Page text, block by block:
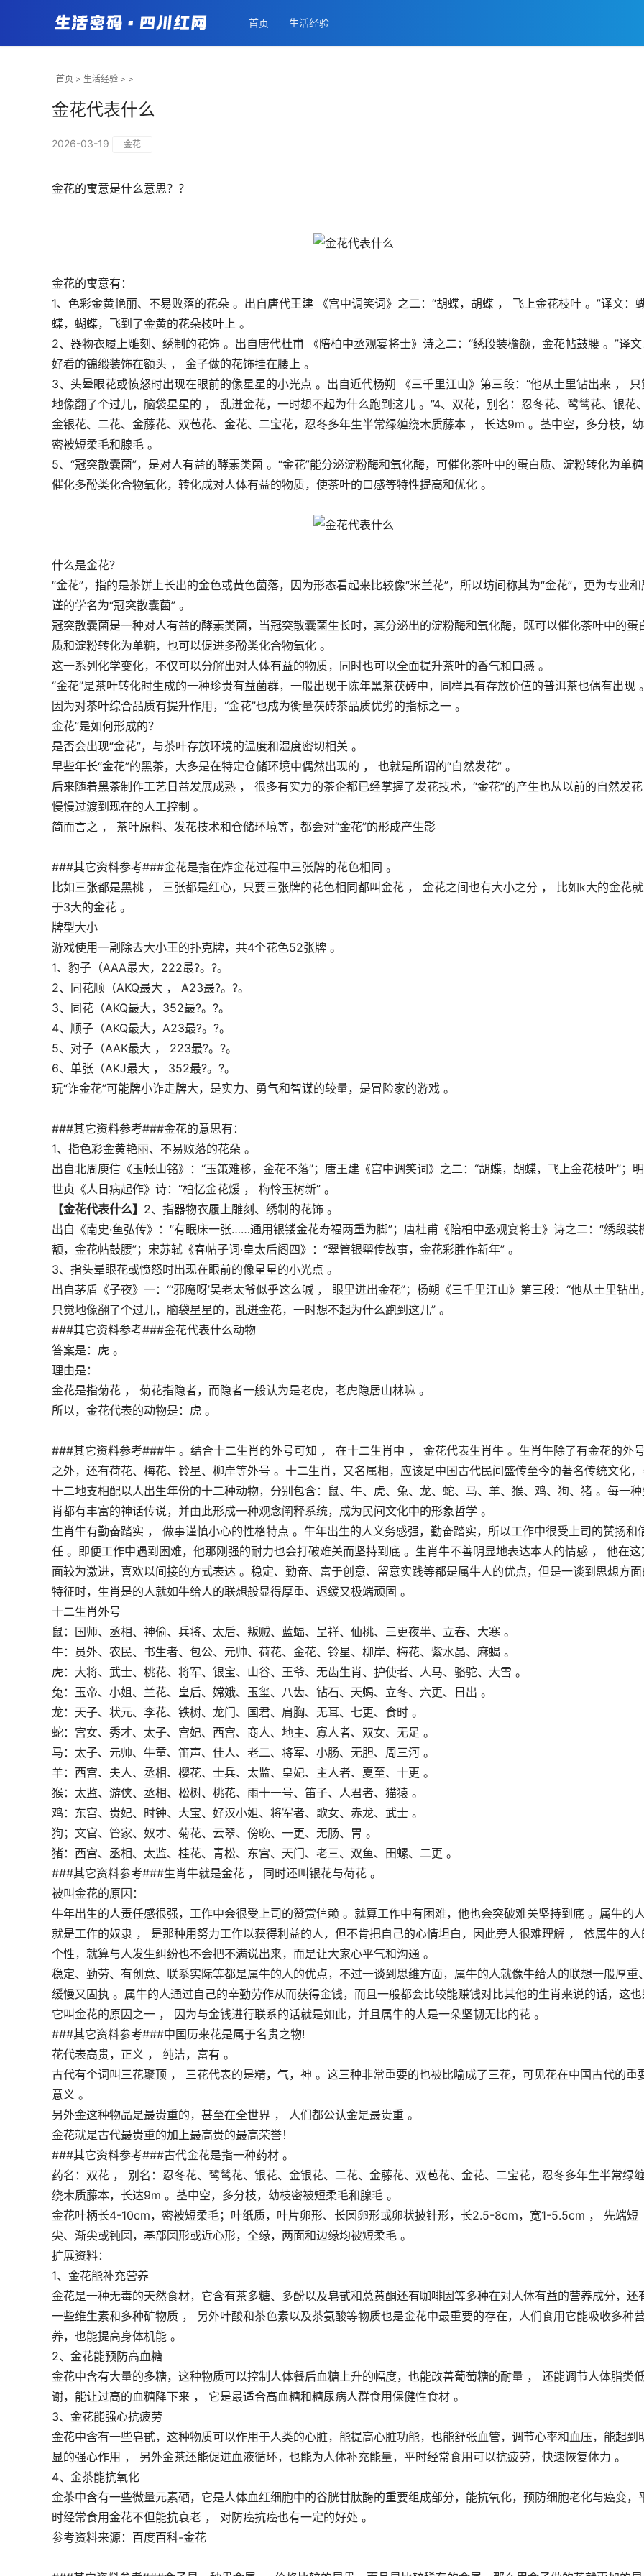
首页 生活经验
首页 > 生活经验 > >
金花代表什么
2026-03-19 金花
金花的寓意是什么意思？？
金花的寓意有：
1、色彩金黄艳丽、不易败落的花朵 。出自唐代王建 《宫中调笑词》之二：“胡蝶，胡蝶 ， 飞上金花枝叶 。”译文：
蝶，蝴蝶，飞到了金黄的花朵枝叶上 。
2、器物衣履上雕刻、绣制的花饰 。出自唐代杜甫 《陪柏中丞观宴将士》诗之二：“绣段装檐额，金花帖鼓腰 。”译
好看的锦缎装饰在额头 ， 金子做的花饰挂在腰上 。
3、头晕眼花或愤怒时出现在眼前的像星星的小光点 。出自近代杨朔 《三千里江山》第三段：“他从土里钻出来 ， 只
地像翻了个过儿，脑袋星星的 ， 乱迸金花，一时想不起为什么跑到这儿 。”4、双花，别名：忍冬花、鹭鸶花、银花
金银花、二花、金藤花、双苞花、金花、二宝花，忍冬多年生半常绿缠绕木质藤本 ， 长达9m 。茎中空，多分枝，
密被短柔毛和腺毛 。
5、“冠突散囊菌”，是对人有益的酵素类菌 。“金花”能分泌淀粉酶和氧化酶，可催化茶叶中的蛋白质、淀粉转化为单
催化多酚类化合物氧化，转化成对人体有益的物质，使茶叶的口感等特性提高和优化 。
什么是金花？
“金花”，指的是茶饼上长出的金色或黄色菌落，因为形态看起来比较像“米兰花”，所以坊间称其为“金花”，更为专业和
谨的学名为“冠突散囊菌” 。
冠突散囊菌是一种对人有益的酵素类菌，当冠突散囊菌生长时，其分泌出的淀粉酶和氧化酶，既可以催化茶叶中的蛋
质和淀粉转化为单糖，也可以促进多酚类化合物氧化 。
这一系列化学变化，不仅可以分解出对人体有益的物质，同时也可以全面提升茶叶的香气和口感 。
“金花”是茶叶转化时生成的一种珍贵有益菌群，一般出现于陈年黑茶茯砖中，同样具有存放价值的普洱茶也偶有出现
因为对茶叶综合品质有提升作用，“金花”也成为衡量茯砖茶品质优劣的指标之一 。
金花”是如何形成的？
是否会出现“金花”，与茶叶存放环境的温度和湿度密切相关 。
早些年长“金花”的黑茶，大多是在特定仓储环境中偶然出现的 ， 也就是所谓的“自然发花” 。
后来随着黑茶制作工艺日益发展成熟 ， 很多有实力的茶企都已经掌握了发花技术，“金花”的产生也从以前的自然发
慢慢过渡到现在的人工控制 。
简而言之 ， 茶叶原料、发花技术和仓储环境等，都会对“金花”的形成产生影
###其它资料参考###金花是指在炸金花过程中三张牌的花色相同 。
比如三张都是黑桃 ， 三张都是红心，只要三张牌的花色相同都叫金花 ， 金花之间也有大小之分 ， 比如k大的金花
于3大的金花 。
牌型大小
游戏使用一副除去大小王的扑克牌，共4个花色52张牌 。
1、豹子（AAA最大，222最?。?。
2、同花顺（AKQ最大 ， A23最?。?。
3、同花（AKQ最大，352最?。?。
4、顺子（AKQ最大，A23最?。?。
5、对子（AAK最大 ， 223最?。?。
6、单张（AKJ最大 ， 352最?。?。
玩“诈金花”可能牌小诈走牌大，是实力、勇气和智谋的较量，是冒险家的游戏 。
###其它资料参考###金花的意思有：
1、指色彩金黄艳丽、不易败落的花朵 。
出自北周庾信《玉帐山铭》：“玉策难移，金花不落”；唐王建《宫中调笑词》之二：“胡蝶，胡蝶，飞上金花枝叶”；
世贞《人日病起作》诗：“柏忆金花煖 ， 梅怜玉树新” 。
【金花代表什么】 2、指器物衣履上雕刻、绣制的花饰 。
出自《南史·鱼弘传》：“有眠床一张……通用银镂金花寿福两重为脚”；唐杜甫《陪柏中丞观宴将士》诗之二：“绣段装
额，金花帖鼓腰”；宋苏轼《春帖子词·皇太后阁四》：“翠管银罂传故事，金花彩胜作新年” 。
3、指头晕眼花或愤怒时出现在眼前的像星星的小光点 。
出自茅盾《子夜》一：“‘邪魔呀’吴老太爷似乎这么喊 ， 眼里迸出金花”；杨朔《三千里江山》第三段：“他从土里钻出
只觉地像翻了个过儿，脑袋星星的，乱迸金花，一时想不起为什么跑到这儿” 。
###其它资料参考###金花代表什么动物
答案是：虎 。
理由是：
金花是指菊花 ， 菊花指隐者，而隐者一般认为是老虎，老虎隐居山林嘛 。
所以，金花代表的动物是：虎 。
###其它资料参考###牛 。结合十二生肖的外号可知 ， 在十二生肖中 ， 金花代表生肖牛 。生肖牛除了有金花的外
之外，还有荷花、梅花、铃星、柳岸等外号 。十二生肖，又名属相，应该是中国古代民间盛传至今的著名传统文化
十二地支相配以人出生年份的十二种动物，分别包含：鼠、牛、虎、兔、龙、蛇、马、羊、猴、鸡、狗、猪 。每一
肖都有丰富的神话传说，并由此形成一种观念阐释系统，成为民间文化中的形象哲学 。
生肖牛有勤奋踏实 ， 做事谨慎小心的性格特点 。牛年出生的人义务感强，勤奋踏实，所以工作中很受上司的赞扬和
任 。即便工作中遇到困难，他那刚强的耐力也会打破难关而坚持到底 。生肖牛不善明显地表达本人的情感 ， 他在这
面较为激进，喜欢以间接的方式表达 。稳定、勤奋、富于创意、留意实践等都是属牛人的优点，但是一谈到思想方
特征时，生肖是的人就如牛给人的联想般显得厚重、迟缓又极端顽固 。
十二生肖外号
鼠：国师、丞相、神偷、兵将、太后、叛贼、蓝蝠、呈祥、仙桃、三更夜半、立春、大寒 。
牛：员外、农民、书生者、包公、元帅、荷花、金花、铃星、柳岸、梅花、紫水晶、麻蝎 。
虎：大将、武士、桃花、将军、银宝、山谷、王爷、无齿生肖、护使者、人马、骆驼、大雪 。
兔：玉帝、小姐、兰花、皇后、嫦娥、玉玺、八齿、钻石、天蝎、立冬、六更、日出 。
龙：天子、状元、李花、铁树、龙门、国君、肩胸、无耳、七更、食时 。
蛇：宫女、秀才、太子、宫妃、西宫、商人、地主、寡人者、双女、无足 。
马：太子、元帅、牛童、笛声、佳人、老二、将军、小肠、无胆、周三河 。
羊：西宫、夫人、丞相、樱花、士兵、太监、皇妃、主人者、夏至、十更 。
猴：太监、游侠、丞相、松树、桃花、雨十一号、笛子、人君者、猫猿 。
鸡：东宫、贵妃、时钟、大宝、好汉小姐、将军者、歌女、赤龙、武士 。
狗；文官、管家、奴才、菊花、云翠、傍晚、一更、无肠、胃 。
猪：西宫、丞相、太监、桂花、青松、东宫、天门、老三、双鱼、田螺、二更 。
###其它资料参考###生肖牛就是金花 ， 同时还叫银花与荷花 。
被叫金花的原因：
牛年出生的人责任感很强，工作中会很受上司的赞赏信赖 。就算工作中有困难，他也会突破难关坚持到底 。属牛的
就是工作的奴隶 ， 是那种用努力工作以获得利益的人，但不肯把自己的心情坦白，因此旁人很难理解 ， 依属牛的人
个性，就算与人发生纠纷也不会把不满说出来，而是让大家心平气和沟通 。
稳定、勤劳、有创意、联系实际等都是属牛的人的优点，不过一谈到思维方面，属牛的人就像牛给人的联想一般厚重
缓慢又固执 。属牛的人通过自己的辛勤劳作从而获得金钱，而且一般都会比较能赚钱对比其他的生肖来说的话，这
它叫金花的原因之一 ， 因为与金钱进行联系的话就是如此，并且属牛的人是一朵坚韧无比的花 。
###其它资料参考###中国历来花是属于名贵之物!
花代表高贵，正义 ， 纯洁，富有 。
古代有个词叫三花聚顶 ， 三花代表的是精，气，神 。这三种非常重要的也被比喻成了三花，可见花在中国古代的重
意义 。
另外金这种物品是最贵重的，甚至在全世界 ， 人们都公认金是最贵重 。
金花就是古代最贵重的加上最高贵的最高荣誉！
###其它资料参考###古代金花是指一种药材 。
药名：双花 ， 别名：忍冬花、鹭鸶花、银花、金银花、二花、金藤花、双苞花、金花、二宝花，忍冬多年生半常绿
绕木质藤本，长达9m 。茎中空，多分枝，幼枝密被短柔毛和腺毛 。
金花叶柄长4-10cm，密被短柔毛；叶纸质，叶片卵形、长圆卵形或卵状披针形，长2.5-8cm，宽1-5.5cm ， 先端短
尖、渐尖或钝圆，基部圆形或近心形，全缘，两面和边缘均被短柔毛 。
扩展资料：
1、金花能补充营养
金花是一种无毒的天然食材，它含有茶多糖、多酚以及皂甙和总黄酮还有咖啡因等多种在对人体有益的营养成分，还
一些维生素和多种矿物质 ， 另外叶酸和茶色素以及茶氨酸等物质也是金花中最重要的存在，人们食用它能吸收多种
养，也能提高身体机能 。
2、金花能预防高血糖
金花中含有大量的多糖，这种物质可以控制人体餐后血糖上升的幅度，也能改善葡萄糖的耐量 ， 还能调节人体脂类
谢，能让过高的血糖降下来 ， 它是最适合高血糖和糖尿病人群食用保健性食材 。
3、金花能强心抗疲劳
金花中含有一些皂甙，这种物质可以作用于人类的心脏，能提高心脏功能，也能舒张血管，调节心率和血压，能起到
显的强心作用 ， 另外金茶还能促进血液循环，也能为人体补充能量，平时经常食用可以抗疲劳，快速恢复体力 。
4、金茶能抗氧化
金茶中含有一些微量元素硒，它是人体血红细胞中的谷胱甘肽酶的重要组成部分，能抗氧化，预防细胞老化与癌变，
时经常食用金花不但能抗衰老 ， 对防癌抗癌也有一定的好处 。
参考资料来源：百度百科-金花